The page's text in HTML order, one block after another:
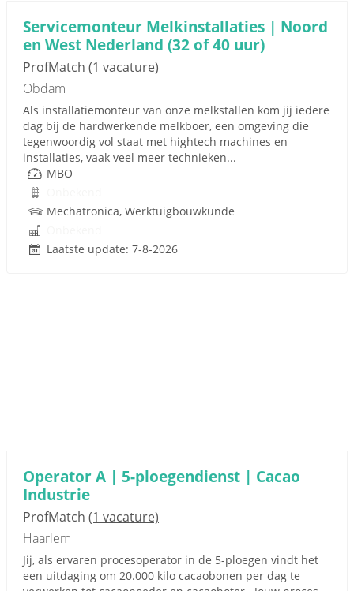
Servicemonteur Melkinstallaties | Noord
en West Nederland (32 of 40 uur)
ProfMatch (1 vacature)
Obdam
Als installatiemonteur van onze melkstallen kom jij iedere
dag bij de hardwerkende melkboer, een omgeving die
tegenwoordig vol staat met hightech machines en
installaties, vaak veel meer technieken...
MBO
Mechatronica, Werktuigbouwkunde
Laatste update: 7-8-2026
Operator A | 5-ploegendienst | Cacao
Industrie
ProfMatch (1 vacature)
Haarlem
Jij, als ervaren procesoperator in de 5-ploegen vindt het
een uitdaging om 20.000 kilo cacaobonen per dag te